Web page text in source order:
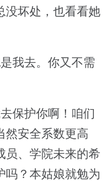
没坏处，也看看她
我去。你又不需
保护你啊！咱们
然安全系数更高
员、学院未来的希
吗？本姑娘就勉为